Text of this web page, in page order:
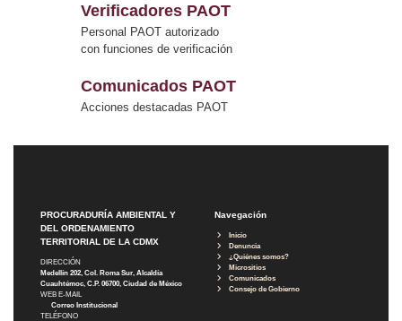
Verificadores PAOT
Personal PAOT autorizado
con funciones de verificación
Comunicados PAOT
Acciones destacadas PAOT
PROCURADURÍA AMBIENTAL Y
DEL ORDENAMIENTO
TERRITORIAL DE LA CDMX
DIRECCIÓN
Medellín 202, Col. Roma Sur, Alcaldía
Cuauhtémoc, C.P. 06700, Ciudad de México
WEB E-MAIL
Correo Institucional
TELÉFONO
Navegación
Inicio
Denuncia
¿Quiénes somos?
Micrositios
Comunicados
Consejo de Gobierno